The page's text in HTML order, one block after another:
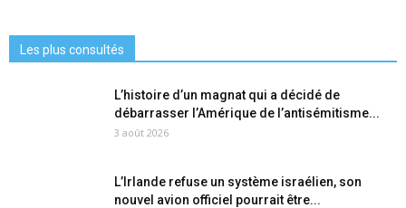
Les plus consultés
L’histoire d’un magnat qui a décidé de
débarrasser l’Amérique de l’antisémitisme...
3 août 2026
L’Irlande refuse un système israélien, son
nouvel avion officiel pourrait être...